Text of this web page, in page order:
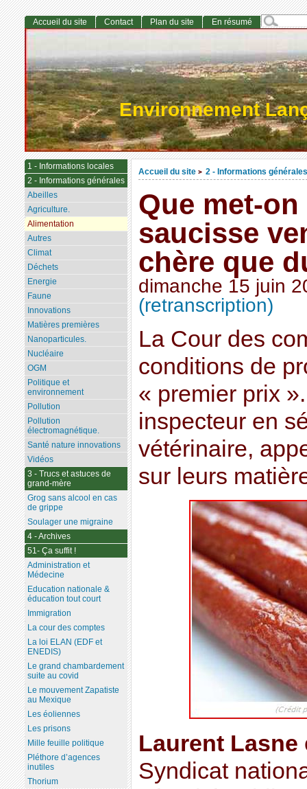
Environnement
Accueil du site > 2 - Informations générales
Que met-
saucisse
chère que
dimanche 15 juin
(retranscription)
La Cour des
conditions de
« premier prix
inspecteur en
vétérinaire,
sur leurs
Laurent Lasne
Syndicat
Accueil du site Contact Plan du site En résumé
1 - Informations locales
2 - Informations générales
Abeilles
Agriculture.
Alimentation
Autres
Climat
Déchets
Energie
Faune
Innovations
Matières premières
Nanoparticules.
Nucléaire
OGM
Politique et
environnement
Pollution
Pollution
électromagnétique.
Santé nature innovations
Vidéos
3 - Trucs et astuces de
grand-mère
Grog sans alcool en cas
de grippe
Soulager une migraine
4 - Archives
51- Ça suffit !
Administration et
Médecine
Education nationale &
éducation tout court
Immigration
La cour des comptes
La loi ELAN (EDF et
ENEDIS)
Le grand chambardement
suite au covid
Le mouvement Zapatiste
au Mexique
Les éoliennes
Les prisons
Mille feuille politique
Pléthore d’agences
inutiles
Thorium